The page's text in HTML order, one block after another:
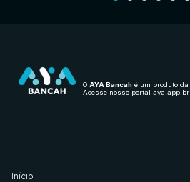
O AYA Bancah é um produto da
Acesse nosso portal aya.app.br
Início